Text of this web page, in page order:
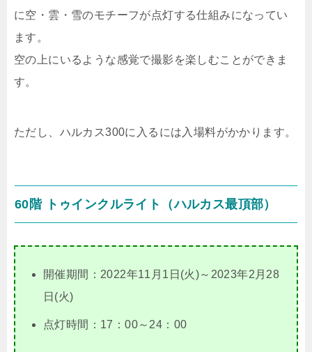
に空・雲・雪のモチーフが点灯する仕組みになってい
ます。
空の上にいるような感覚で撮影を楽しむことができま
す。
ただし、ハルカス300に入るには入場料がかかります。
60階 トゥインクルライト（ハルカス最頂部）
開催期間：2022年11月1日(火)～2023年2月28
日(火)
点灯時間：17：00～24：00